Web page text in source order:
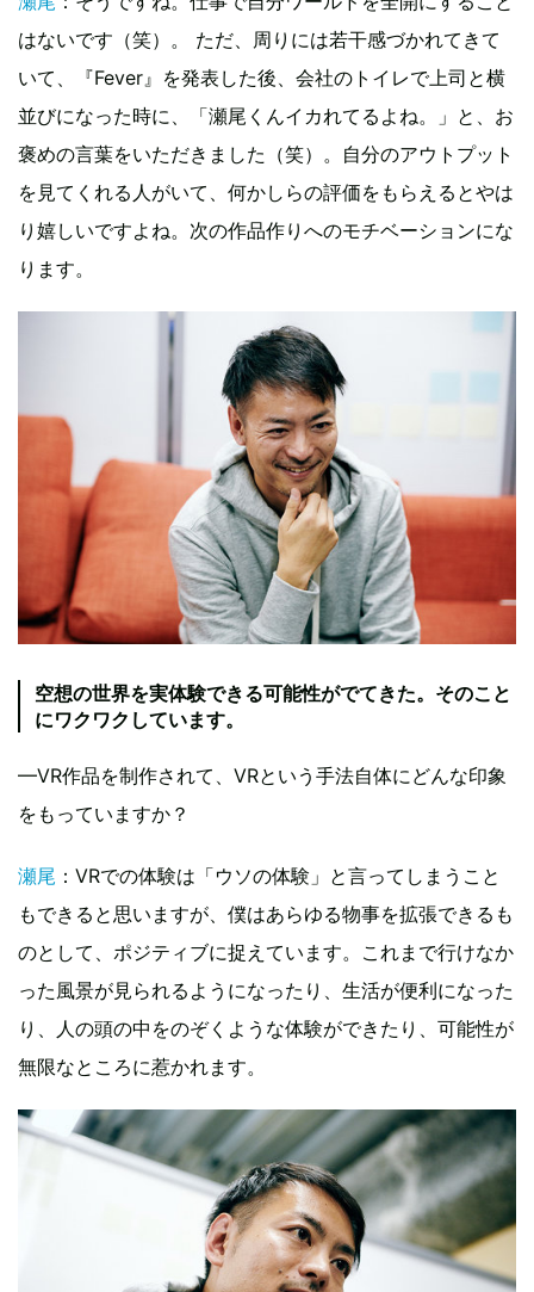
はないです（笑）。 ただ、周りには若干感づかれてきて
いて、『Fever』を発表した後、会社のトイレで上司と横
並びになった時に、「瀬尾くんイカれてるよね。」と、お
褒めの言葉をいただきました（笑）。自分のアウトプット
を見てくれる人がいて、何かしらの評価をもらえるとやは
り嬉しいですよね。次の作品作りへのモチベーションにな
ります。
空想の世界を実体験できる可能性がでてきた。そのこと
にワクワクしています。
—VR作品を制作されて、VRという手法自体にどんな印象
をもっていますか？
瀬尾 ：VRでの体験は「ウソの体験」と言ってしまうこと
もできると思いますが、僕はあらゆる物事を拡張できるも
のとして、ポジティブに捉えています。これまで行けなか
った風景が見られるようになったり、生活が便利になった
り、人の頭の中をのぞくような体験ができたり、可能性が
無限なところに惹かれます。